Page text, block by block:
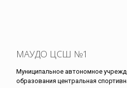
МАУДО ЦСШ №1
Муниципальное автономное
образования центральная